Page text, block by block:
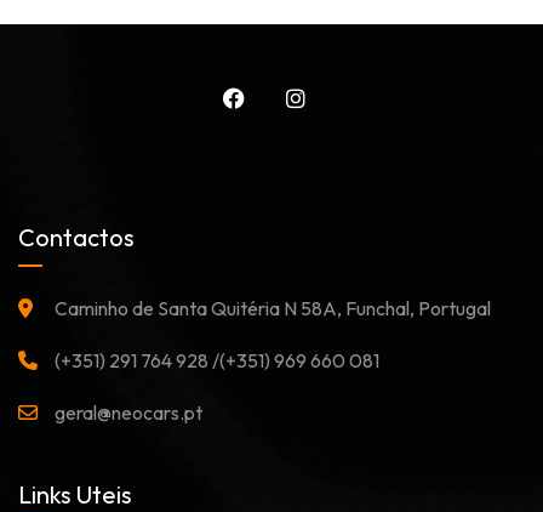
Contactos
Caminho de Santa Quitéria N 58A, Funchal, Portugal
(+351) 291 764 928 /(+351) 969 660 081
geral@neocars.pt
Links Uteis